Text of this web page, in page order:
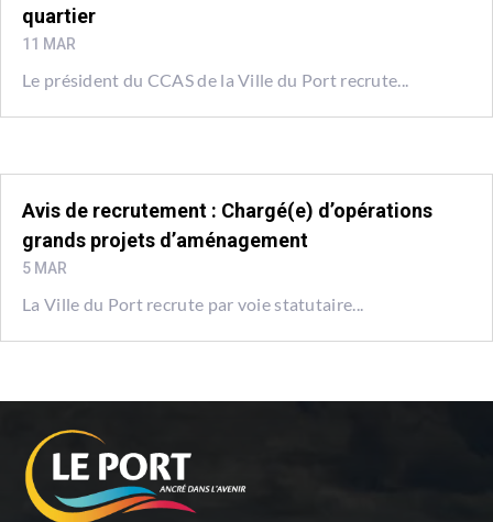
quartier
11 MAR
Le président du CCAS de la Ville du Port recrute...
Avis de recrutement : Chargé(e) d’opérations
grands projets d’aménagement
5 MAR
La Ville du Port recrute par voie statutaire...